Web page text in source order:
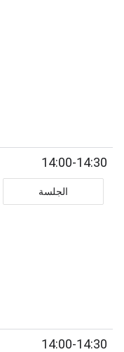
14:00-14:30
الجلسة
14:00-14:30